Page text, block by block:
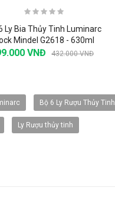
Ly Bia Thủy Tinh Luminarc
Mindel G2618 - 630ml
VNĐ 432.000 VNĐ
-20%
Bộ 6 Ly Rượu Thủy Tinh
Ly Rượu thủy tinh